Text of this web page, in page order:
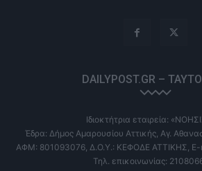
DAILYPOST.GR –
Ιδιοκτήτρια εταιρεία:
Έδρα: Δήμος Αμαρουσίου Αττικής, Αγ.
ΑΦΜ: 801093076, Δ.Ο.Υ.: ΚΕΦΟΔΕ ΑΤΤΙΚΗΣ, E-
Τηλ. επικοινωνίας: